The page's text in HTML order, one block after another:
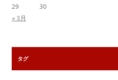
29
30
« 3月
タグ